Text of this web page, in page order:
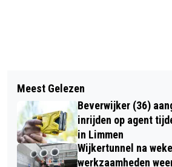
AMSTERDAMSE
JANUARI J.L.
GIGANTISCHE TULPEN-
VERMISTE EN GEVONDEN
DIERENAMBULANCE
EN AMIVEDI 20/1/2025
Meest Gelezen
Beverwijker (36)
inrijden op agent
in Limmen
Wijkertunnel na
werkzaamheden